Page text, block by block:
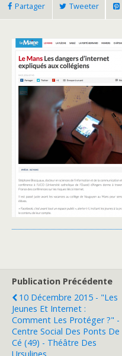
Partager Tweeter
Publication Précédente
10 Décembre 2015 - "Les
Jeunes Et Internet :
Comment Les Protéger ?" -
Centre Social Des Ponts De
Cé (49) - Théâtre Des